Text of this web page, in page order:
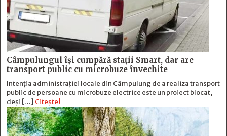
Câmpulungul îşi cumpără staţii Smart, dar are
transport public cu microbuze învechite
Intenția administrației locale din Câmpulung de a realiza transport
public de persoane cu microbuze electrice este un proiect blocat,
deși […] Citește!